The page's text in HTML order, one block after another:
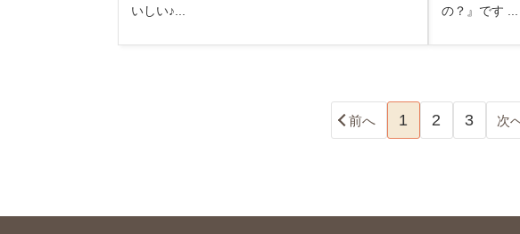
いしい♪...
の？』です ...
前へ 1 2 3 次